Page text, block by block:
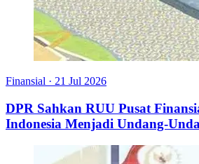
Finansial · 21 Jul 2026
DPR Sahkan RUU Pusat
Indonesia Menjadi Undang-